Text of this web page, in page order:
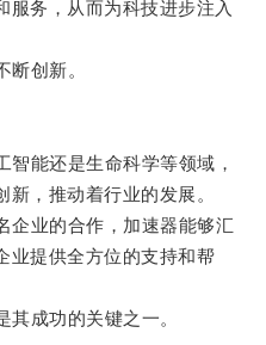
服务，从而为科技进步注入
创新。
能还是生命科学等领域，
，推动着行业的发展。
业的合作，加速器能够汇
业提供全方位的支持和帮
成功的关键之一。